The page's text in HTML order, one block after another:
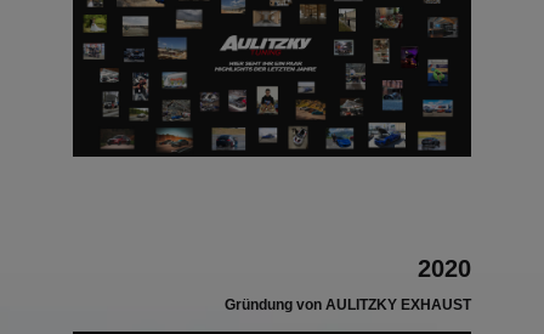
2020
Gründung von AULITZKY EXHAUST